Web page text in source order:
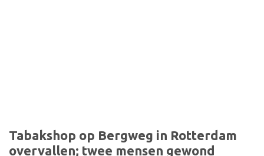
Tabakshop op Bergweg in Rotterdam
overvallen; twee mensen gewond